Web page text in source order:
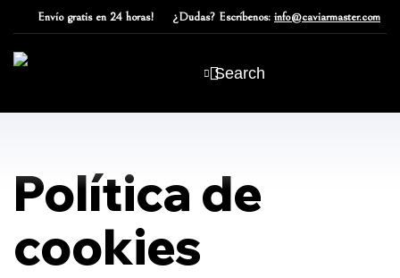
Envíogratis en 24 horas! ¿Dudas? Escríbenos:info@caviarmaster.com
Search
Política de
cookies